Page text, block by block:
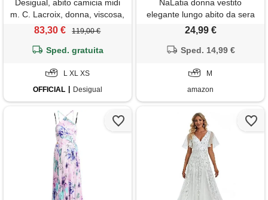
Desigual, abito camicia midi
m. C. Lacroix, donna, viscosa,
blu, l
83,30 € 119,00 €
Sped. gratuita
L XL XS
OFFICIAL
Desigual
NaLatia donna vestito
elegante lungo abito da sera
scollo a v manica corta
stampa chiffon vestiti curvy
aderente abito estivo taglie
24,99 €
Sped. 14,99 €
M
amazon